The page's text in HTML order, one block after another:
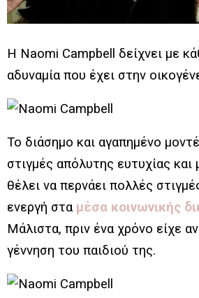
H Naomi Campbell δείχνει με
αδυναμία που έχει στην
Το διάσημο και αγαπημένο
στιγμές απόλυτης ευτυχίας και
θέλει να περνάει πολλές
ενεργή στα μέσα κοινωνικής
Μάλιστα, πριν ένα χρόνο είχε
γέννηση του παιδιού της.